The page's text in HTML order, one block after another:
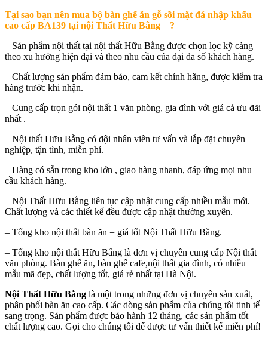
Tại sao bạn nên mua bộ bàn ghế ăn gỗ sồi mặt đá nhập khẩu
cao cấp BA139 tại nội Thất Hữu Bằng ?
– Sản phẩm nội thất tại nội thất Hữu Bằng được chọn lọc kỹ càng
theo xu hướng hiện đại và theo nhu cầu của đại đa số khách hàng.
– Chất lượng sản phẩm đảm bảo, cam kết chính hãng, được kiểm tra
hàng trước khi nhận.
– Cung cấp trọn gói nội thất 1 văn phòng, gia đình với giá cả ưu đãi
nhất .
– Nội thất Hữu Bằng có đội nhân viên tư vấn và lắp đặt chuyên
nghiệp, tận tình, miễn phí.
– Hàng có sẵn trong kho lớn , giao hàng nhanh, đáp ứng mọi nhu
cầu khách hàng.
– Nội Thất Hữu Bằng liên tục cập nhật cung cấp nhiều mẫu mới.
Chất lượng và các thiết kế đều được cập nhật thường xuyên.
– Tổng kho nội thất bàn ăn = giá tốt Nội Thất Hữu Bằng.
– Tổng kho nội thất Hữu Bằng là đơn vị chuyên cung cấp Nội thất
văn phòng. Bàn ghế ăn, bàn ghế cafe,nội thất gia đình, có nhiều
mẫu mã đẹp, chất lượng tốt, giá rẻ nhất tại Hà Nội.
Nội Thất Hữu Bằng là một trong những đơn vị chuyên sản xuất,
phân phối bàn ăn cao cấp. Các dòng sản phẩm của chúng tôi tinh tế
sang trọng. Sản phẩm được bảo hành 12 tháng, các sản phẩm tốt
chất lượng cao. Gọi cho chúng tôi để được tư vấn thiết kế miễn phí!